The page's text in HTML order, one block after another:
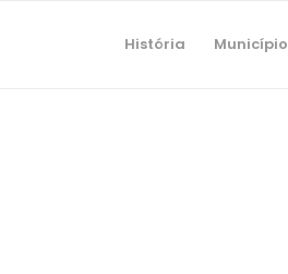
História Município